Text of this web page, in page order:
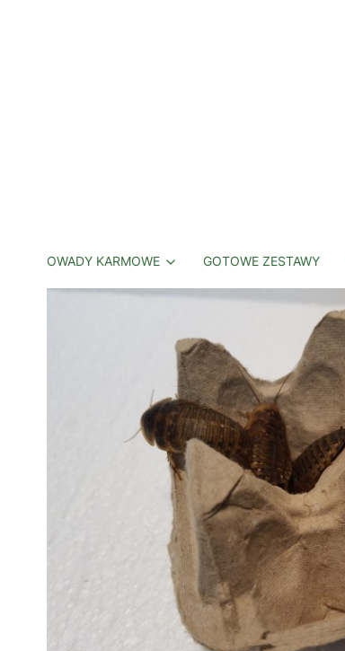
OWADY KARMOWE GOTOWE ZESTAWY